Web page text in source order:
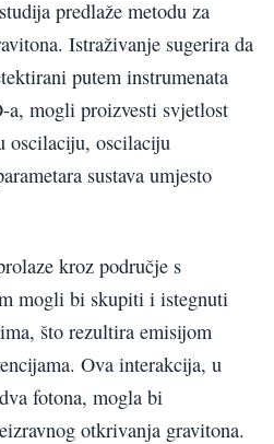
predlaže metodu za
Istraživanje sugerira da
putem instrumenata
mogli proizvesti svjetlost
oscilaciju, oscilaciju
sustava umjesto
kroz područje s
mogli bi skupiti i istegnuti
što rezultira emisijom
Ova interakcija, u
fotona, mogla bi
otkrivanja gravitona.